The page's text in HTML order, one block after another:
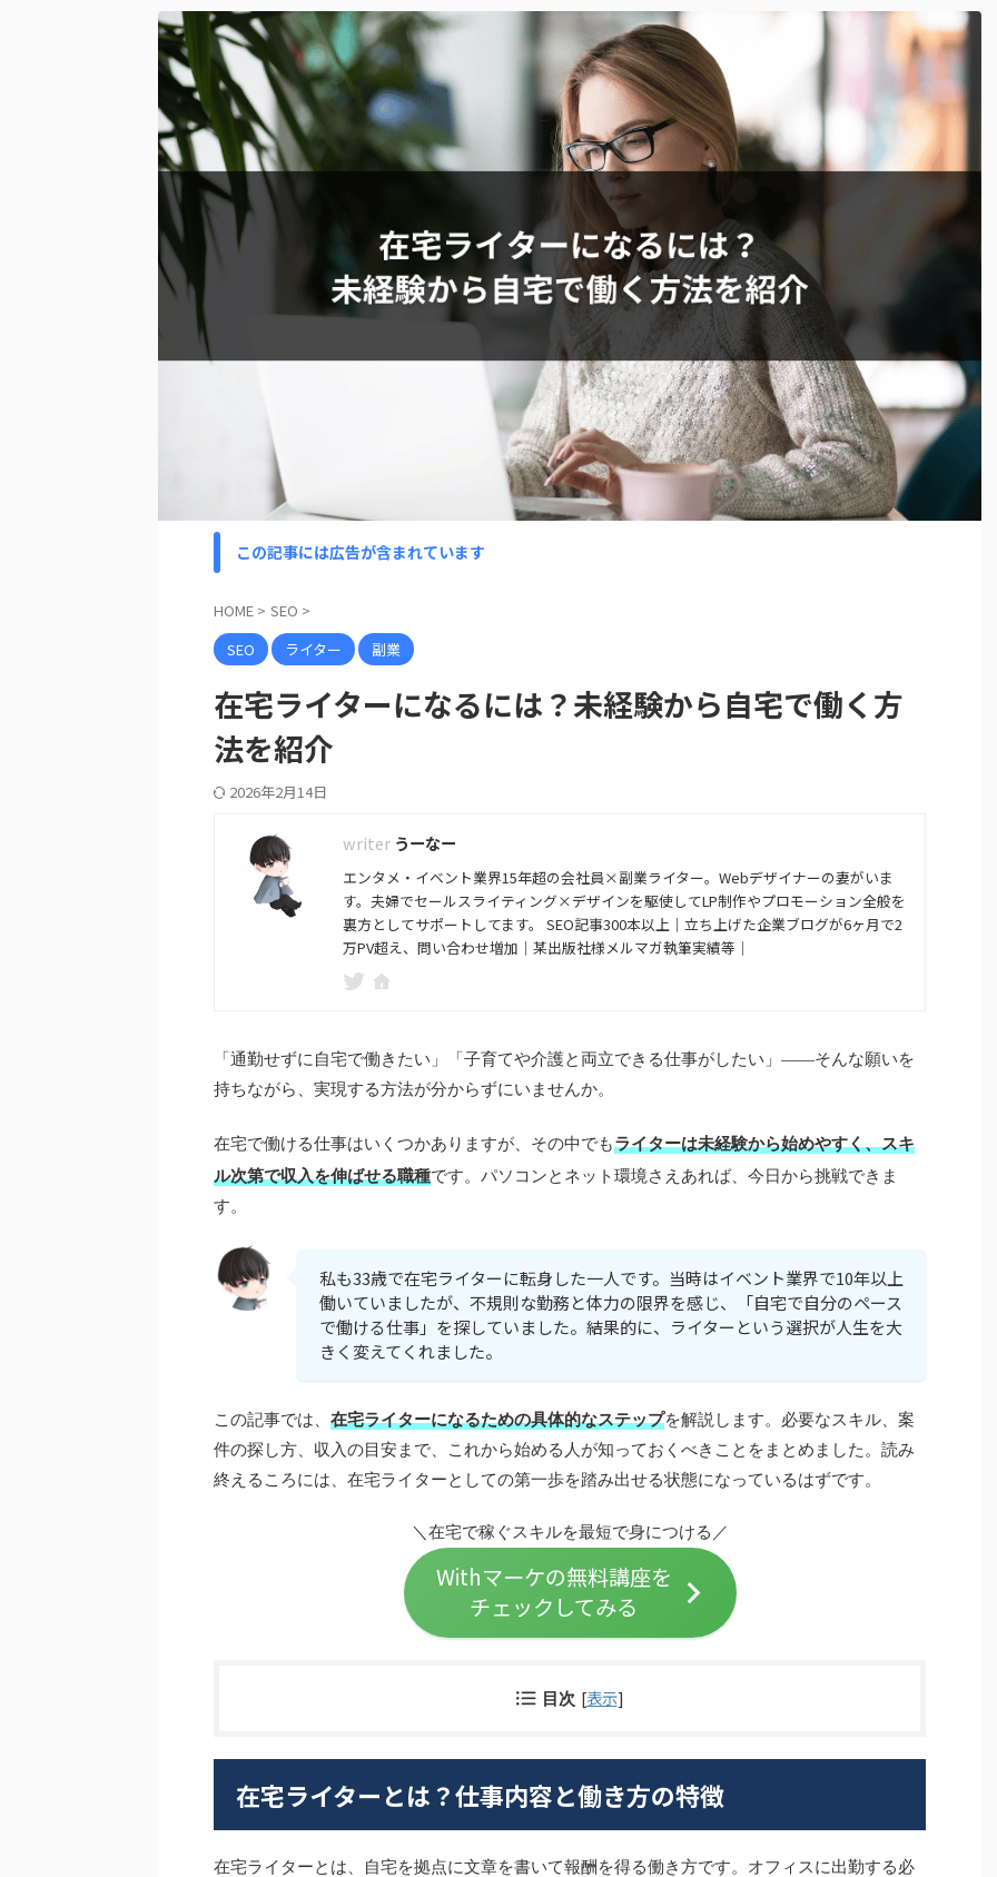
この記事には広告が含まれています
HOME > SEO >
SEO
ライター 副業
在宅ライターになるには？未経験から自宅で働く方
法を紹介
2026年2月14日
うーなー
エンタメ・イベント業界15年超の会社員×副業ライター。Webデザイナーの妻がいま
す。夫婦でセールスライティング×デザインを駆使してLP制作やプロモーション全般を
裏方としてサポートしてます。 SEO記事300本以上｜立ち上げた企業ブログが6ヶ月で2
万PV超え、問い合わせ増加｜某出版社様メルマガ執筆実績等｜
「通勤せずに自宅で働きたい」「子育てや介護と両立できる仕事がしたい」——そんな願いを
持ちながら、実現する方法が分からずにいませんか。
在宅で働ける仕事はいくつかありますが、その中でもライターは未経験から始めやすく、スキ
ル次第で収入を伸ばせる職種です。パソコンとネット環境さえあれば、今日から挑戦できま
す。
私も33歳で在宅ライターに転身した一人です。当時はイベント業界で10年以上
働いていましたが、不規則な勤務と体力の限界を感じ、「自宅で自分のペース
で働ける仕事」を探していました。結果的に、ライターという選択が人生を大
きく変えてくれました。
この記事では、 在宅ライターになるための具体的なステップを解説します。必要なスキル、案
件の探し方、収入の目安まで、これから始める人が知っておくべきことをまとめました。読み
終えるころには、在宅ライターとしての第一歩を踏み出せる状態になっているはずです。
＼在宅で稼ぐスキルを最短で身につける／
Withマーケの無料講座を
チェックしてみる
目次 [表示]
在宅ライターとは？仕事内容と働き方の特徴
在宅ライターとは、自宅を拠点に文章を書いて報酬を得る働き方です。オフィスに出勤する必